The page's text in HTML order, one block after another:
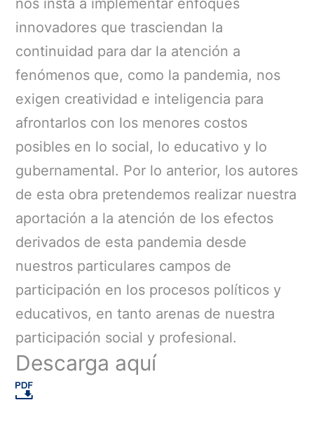
nos insta a implementar enfoques
innovadores que trasciendan la
continuidad para dar la atención a
fenómenos que, como la pandemia, nos
exigen creatividad e inteligencia para
afrontarlos con los menores costos
posibles en lo social, lo educativo y lo
gubernamental. Por lo anterior, los autores
de esta obra pretendemos realizar nuestra
aportación a la atención de los efectos
derivados de esta pandemia desde
nuestros particulares campos de
participación en los procesos políticos y
educativos, en tanto arenas de nuestra
participación social y profesional.
Descarga aquí